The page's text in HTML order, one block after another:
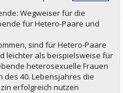
Wegweiser für die
für Hetero-Paare und
sind für Hetero-Paare
leichter als beispielsweise für
heterosexuelle Frauen
40. Lebensjahres die
erfolgreich nutzen